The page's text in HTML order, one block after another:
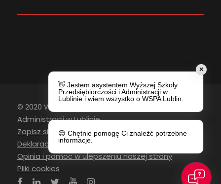
© 2020 Wyższa Szkoła Przedsiębiorczości i
Administracji w Lublinie
Zapisz się do newslettera
Deklaracja Dostępności
Opinia i pomoc w ulepszeniu naszej strony
Pliki cookies
✕
👋 Jestem asystentem Wyższej Szkoły
Przedsiębiorczości i Administracji w
Lublinie i wiem wszystko o WSPA Lublin.
😊 Chętnie pomogę Ci znaleźć potrzebne
informacje.